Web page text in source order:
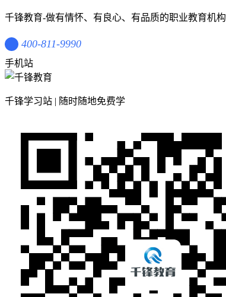
千锋教育-做有情怀、有良心、有品质的职业教育机构
400-811-9990
手机站
千锋学习站 | 随时随地免费学